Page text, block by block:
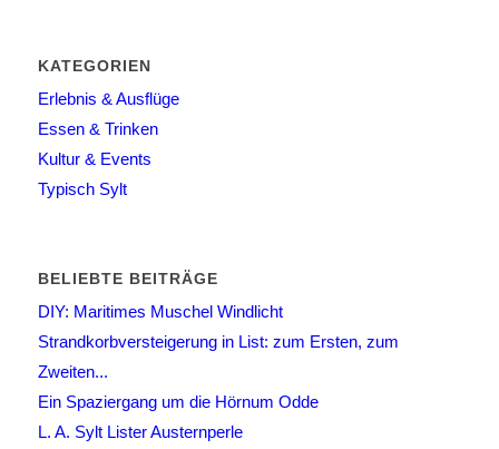
KATEGORIEN
Erlebnis & Ausflüge
Essen & Trinken
Kultur & Events
Typisch Sylt
BELIEBTE BEITRÄGE
DIY: Maritimes Muschel Windlicht
Strandkorbversteigerung in List: zum Ersten, zum
Zweiten...
Ein Spaziergang um die Hörnum Odde
L. A. Sylt Lister Austernperle